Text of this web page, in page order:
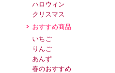
ハロウィン
クリスマス
おすすめ商品
いちご
りんご
あんず
春のおすすめ